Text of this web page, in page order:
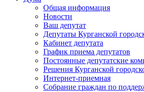
Общая информация
Новости
Ваш депутат
Депутаты Курганской
Кабинет депутата
График приема депутатов
Постоянные депутатские
Решения Курганской
Интернет-приемная
Собрание граждан по